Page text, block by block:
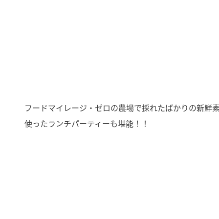
フードマイレージ・ゼロの農場で採れたばかりの新鮮
使ったランチパーティーも堪能！！